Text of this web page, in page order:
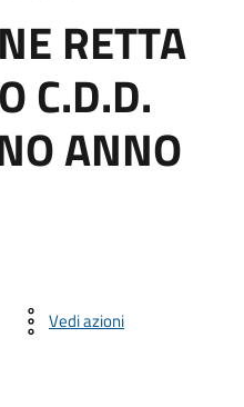
RETTA
C.D.D.
ANNO
Vedi azioni